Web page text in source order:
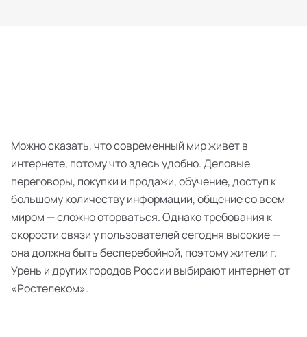
Можно сказать, что современный мир живет в
интернете, потому что здесь удобно. Деловые
переговоры, покупки и продажи, обучение, доступ к
большому количеству информации, общение со всем
миром — сложно оторваться. Однако требования к
скорости связи у пользователей сегодня высокие —
она должна быть бесперебойной, поэтому жители г.
Урень и других городов России выбирают интернет от
«Ростелеком».